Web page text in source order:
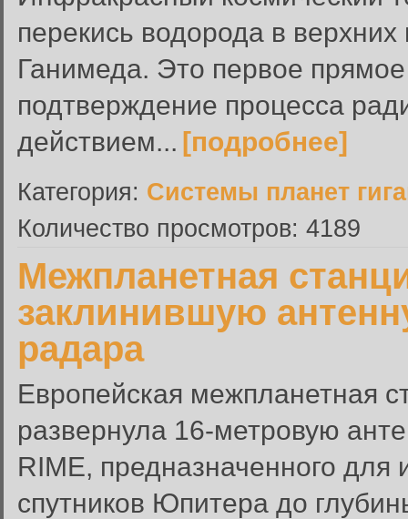
перекись водорода в
Ганимеда. Это первое
подтверждение процесса
действием... [подробнее]
Категория: Системы планет
Количество просмотров: 4189
Межпланетная
заклинившую
радара
Европейская межпланетная
развернула 16-метровую
RIME, предназначенного для
спутников Юпитера до